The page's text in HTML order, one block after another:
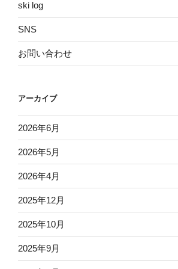
ski log
SNS
お問い合わせ
アーカイブ
2026年6月
2026年5月
2026年4月
2025年12月
2025年10月
2025年9月